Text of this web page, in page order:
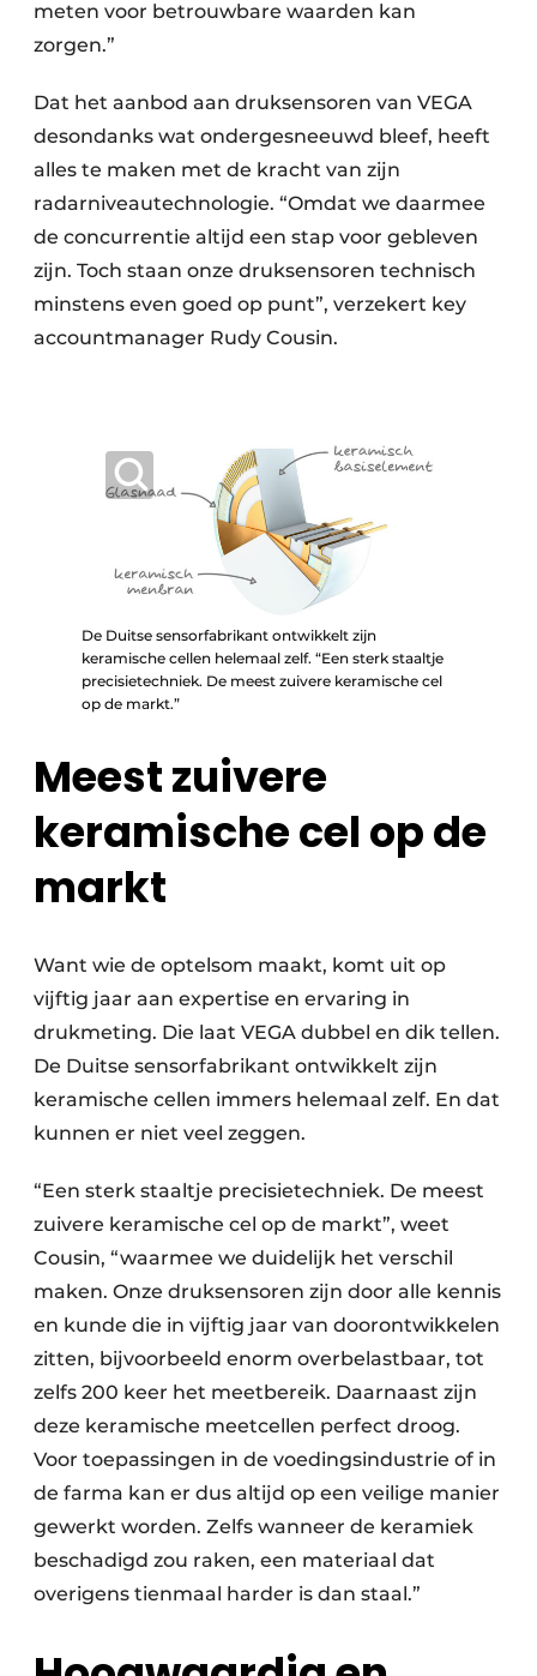
meten voor betrouwbare waarden kan
zorgen.”
Dat het aanbod aan druksensoren van VEGA
desondanks wat ondergesneeuwd bleef, heeft
alles te maken met de kracht van zijn
radarniveautechnologie. “Omdat we daarmee
de concurrentie altijd een stap voor gebleven
zijn. Toch staan onze druksensoren technisch
minstens even goed op punt”, verzekert key
accountmanager Rudy Cousin.
De Duitse sensorfabrikant ontwikkelt zijn
keramische cellen helemaal zelf. “Een sterk staaltje
precisietechniek. De meest zuivere keramische cel
op de markt.”
Meest zuivere
keramische cel op de
markt
Want wie de optelsom maakt, komt uit op
vijftig jaar aan expertise en ervaring in
drukmeting. Die laat VEGA dubbel en dik tellen.
De Duitse sensorfabrikant ontwikkelt zijn
keramische cellen immers helemaal zelf. En dat
kunnen er niet veel zeggen.
“Een sterk staaltje precisietechniek. De meest
zuivere keramische cel op de markt”, weet
Cousin, “waarmee we duidelijk het verschil
maken. Onze druksensoren zijn door alle kennis
en kunde die in vijftig jaar van doorontwikkelen
zitten, bijvoorbeeld enorm overbelastbaar, tot
zelfs 200 keer het meetbereik. Daarnaast zijn
deze keramische meetcellen perfect droog.
Voor toepassingen in de voedingsindustrie of in
de farma kan er dus altijd op een veilige manier
gewerkt worden. Zelfs wanneer de keramiek
beschadigd zou raken, een materiaal dat
overigens tienmaal harder is dan staal.”